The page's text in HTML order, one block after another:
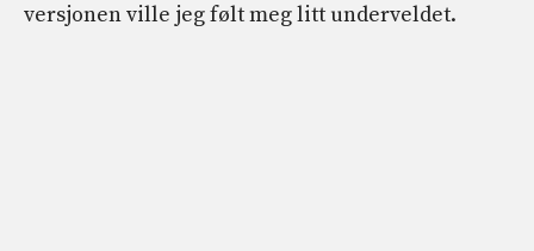
versjonen ville jeg følt meg litt underveldet.